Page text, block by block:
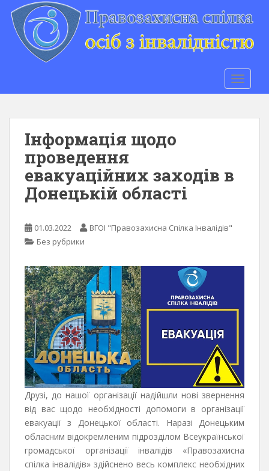
Інформація щодо
проведення
евакуаційних заходів в
Донецькій області
01.03.2022
ВГОІ "Правозахисна Спілка Інвалідів"
Без рубрики
Друзі, до нашої організації надійшли нові звернення
від вас щодо необхідності допомоги в організації
евакуації з Донецької області. Наразі Донецьким
обласним відокремленим підрозділом Всеукраїнської
громадської організації інвалідів «Правозахисна
спілка інвалідів» здійснено весь комплекс необхідних